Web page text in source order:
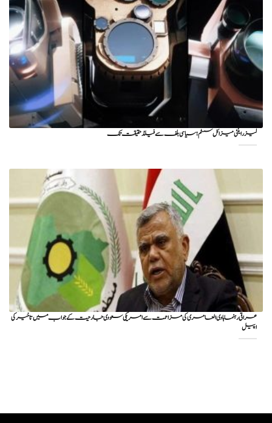
لیزر اینٹی میزائل سسٹم؛ سیاسی بلف سے فیلڈ حقیقت تک
عراقی رہنما ہادی العامری کی مزاحمت سے امریکی سعودی جارحیت کے جواب میں تاخیر کی
اپیل